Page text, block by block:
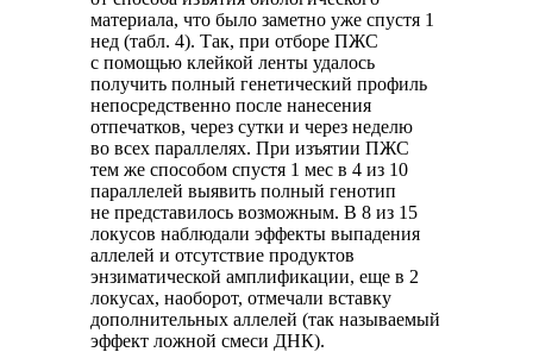
материала, что было заметно уже спустя 1
нед (табл. 4). Так, при отборе ПЖС
с помощью клейкой ленты удалось
получить полный генетический профиль
непосредственно после нанесения
отпечатков, через сутки и через неделю
во всех параллелях. При изъятии ПЖС
тем же способом спустя 1 мес в 4 из 10
параллелей выявить полный генотип
не представилось возможным. В 8 из 15
локусов наблюдали эффекты выпадения
аллелей и отсутствие продуктов
энзиматической амплификации, еще в 2
локусах, наоборот, отмечали вставку
дополнительных аллелей (так называемый
эффект ложной смеси ДНК).